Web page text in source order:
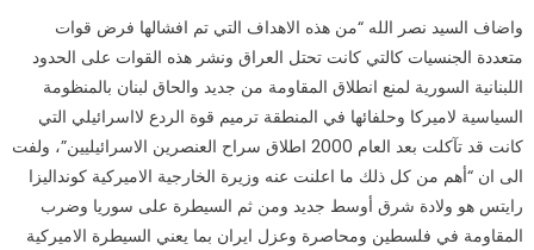
واضاف السيد نصر الله “من هذه الاهداف التي تم افشالها فرض قوات
متعددة الجنسيات كالتي كانت تحتل العراق ونشر هذه القوات على الحدود
اللبنانية السورية لمنع انطلاق المقاومة من جديد والحاق لبنان بالمنظومة
السياسية لاميركا وحلفائها في المنطقة ترميم قوة الردع لااسرائيلي التي
كانت قد تآكلت بعد العام 2000 اطلاق سراح العنصرين الاسرائيليين”، ولفت
الى ان “أهم من كل ذلك ما اعلنت عنه وزيرة الخارجية الاميركية كونداليزا
رايتس هو ولادة شرق أوسط جديد ومن ثم السيطرة على سوريا وضرب
المقاومة في فلسطين ومحاصرة وعزل ايران بما يعني السيطرة الاميركية